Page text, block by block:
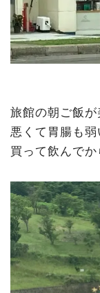
旅館の朝ご飯
悪くて胃腸も
買って飲んでか